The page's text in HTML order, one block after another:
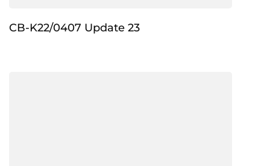
CB-K22/0407 Update 23